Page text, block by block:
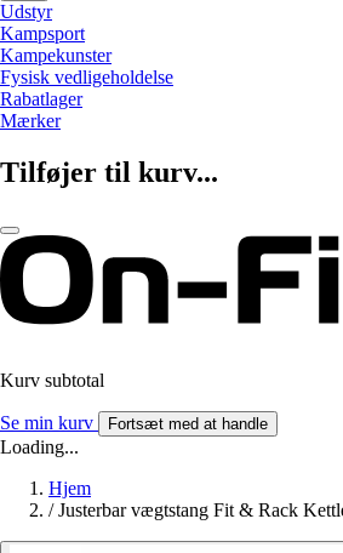
Udstyr
Kampsport
Kampekunster
Fysisk vedligeholdelse
Rabatlager
Mærker
Tilføjer til kurv...
Kurv subtotal
Se min kurv Fortsæt med at handle
Loading...
Hjem
/ Justerbar vægtstang Fit & Rack